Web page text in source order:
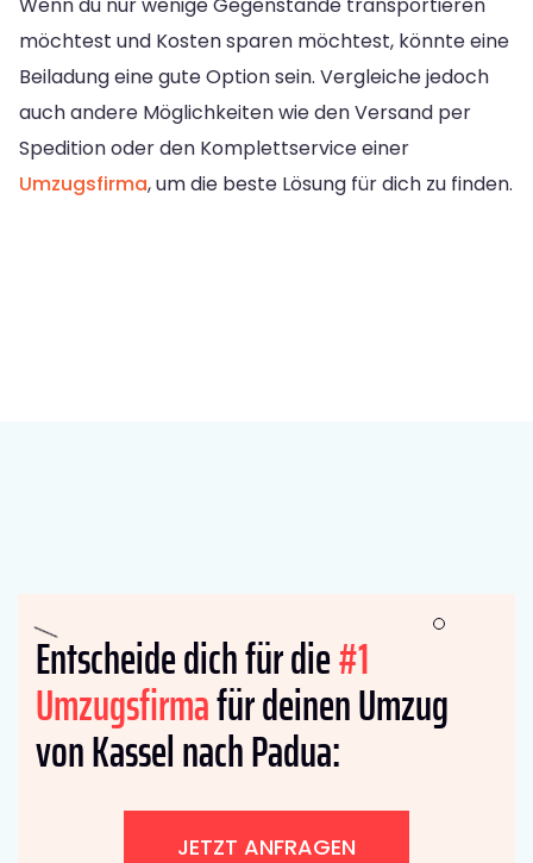
möchtest und Kosten sparen möchtest, könnte eine
Beiladung eine gute Option sein. Vergleiche jedoch
auch andere Möglichkeiten wie den Versand per
Spedition oder den Komplettservice einer
Umzugsfirma, um die beste Lösung für dich zu finden.
Entscheide dich für die#1
Umzugsfirmafür deinen Umzug
von Kassel nach Padua:
JETZT ANFRAGEN